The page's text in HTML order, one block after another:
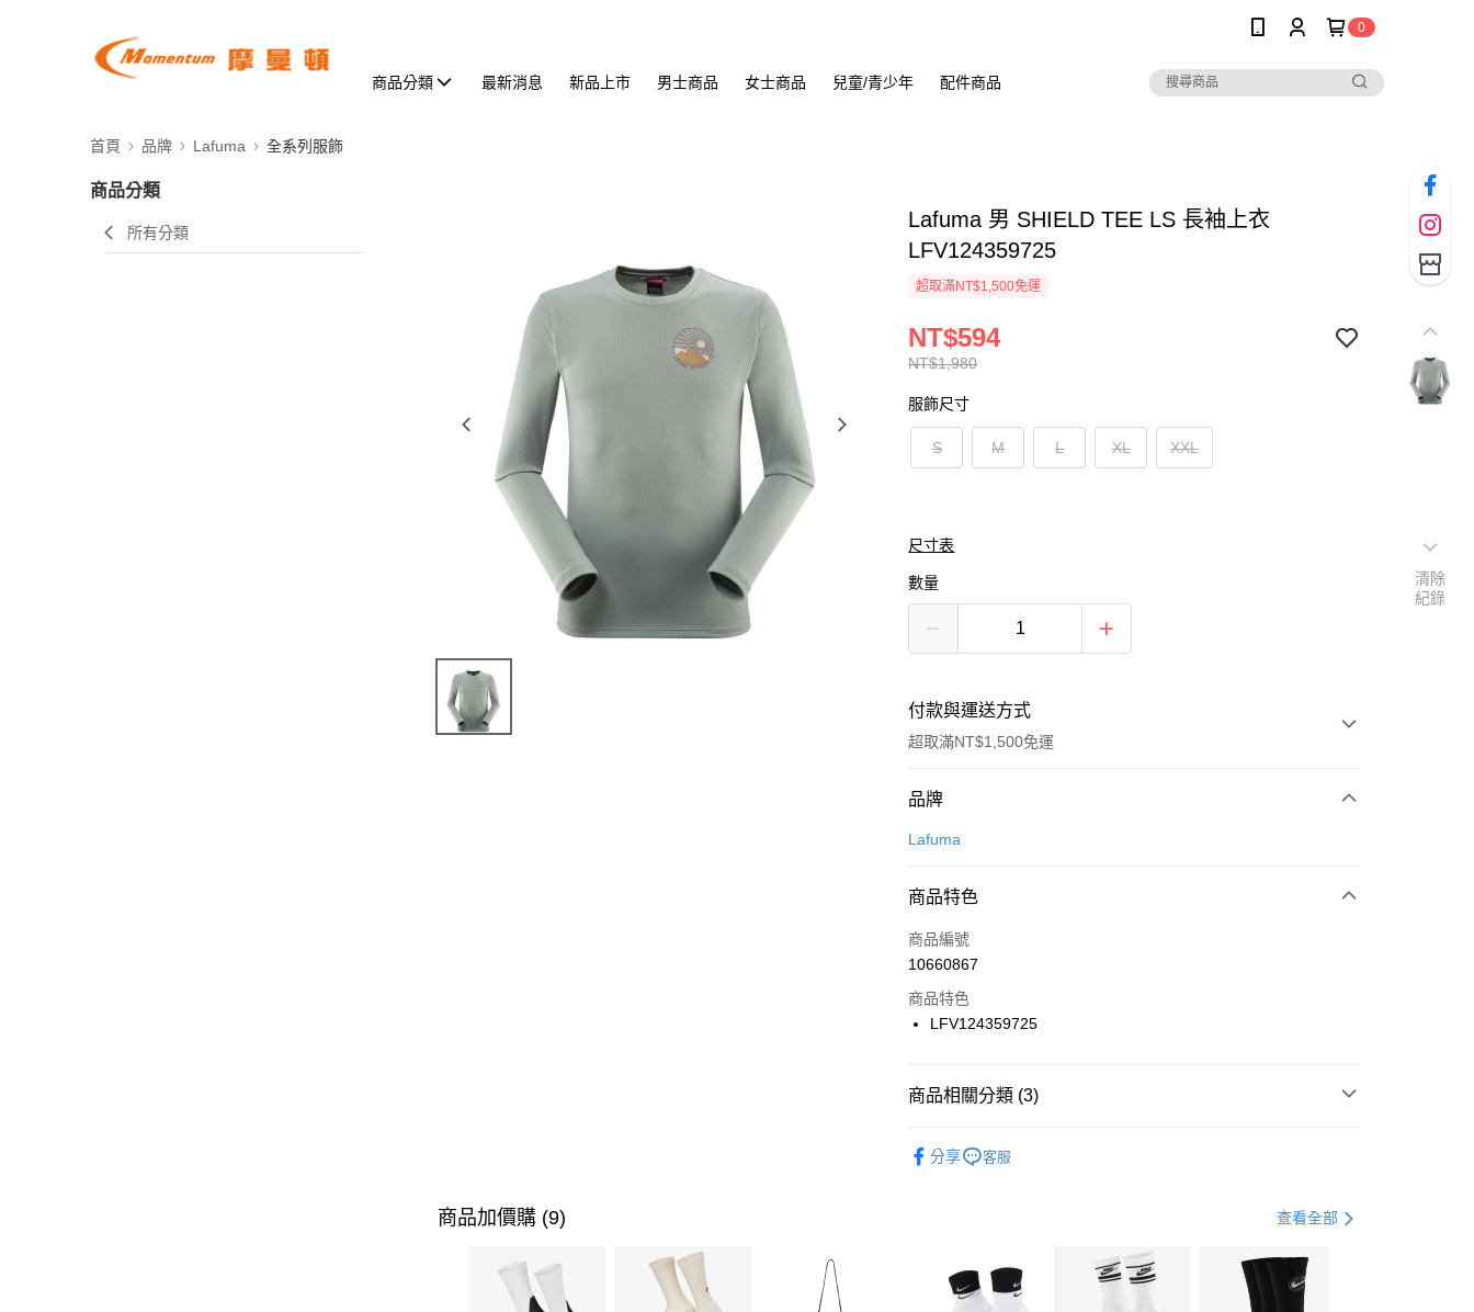
0
商品分類 最新消息 新品上市 男士商品 女士商品 兒童/青少年 配件商品
首頁 品牌 Lafuma 全系列服飾
商品分類
所有分類
Lafuma 男 SHIELD TEE LS 長袖上衣
LFV124359725
超取滿NT$1,500免運
NT$1,980
NT$594
服飾尺寸
S M L XL XXL
尺寸表
數量
付款與運送方式
超取滿NT$1,500免運
付款方式
信用卡一次付款
合作金庫商業銀行
華南商業銀行
上海商業儲蓄銀行
國泰世華商業銀行
聯邦商業銀行
台新國際商業銀行
LINE Pay
Apple Pay
【關於「AFTEE先享後付」】
３．安心：先確認商品／服務後，再付款。
【「AFTEE先享後付」結帳流程】
每筆NT$100，滿NT$1,500(含以上)免運費
品牌
Lafuma
商品特色
商品編號
10660867
商品特色
LFV124359725
商品相關分類 (3)
分享 客服
商品加價購 (9) 查看全部
清除
紀錄